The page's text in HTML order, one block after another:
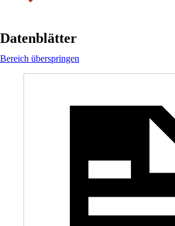
Datenblätter
Bereich überspringen